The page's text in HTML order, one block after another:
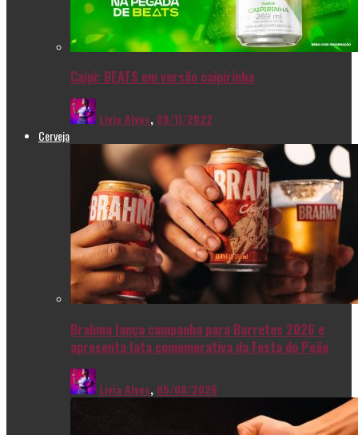
Caipi: BEATS em versão caipirinha
Livia Alves, 08/11/2022
Cerveja
Brahma lança campanha para Barretos 2026 e
apresenta lata comemorativa da Festa do Peão
Livia Alves, 05/08/2026